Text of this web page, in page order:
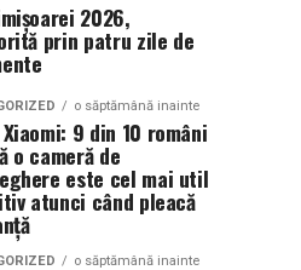
2026,
prin patru zile de
o săptămână inainte
9 din 10 români
o cameră de
este cel mai util
atunci când pleacă
o săptămână inainte